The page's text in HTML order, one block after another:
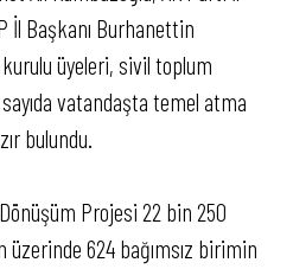
İl Başkanı Burhanettin
üyeleri, sivil toplum
vatandaşta temel atma
bulundu.
Projesi 22 bin 250
624 bağımsız birimin